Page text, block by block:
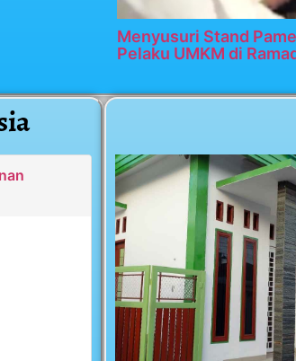
Menyusuri Stand
Pelaku UMKM di